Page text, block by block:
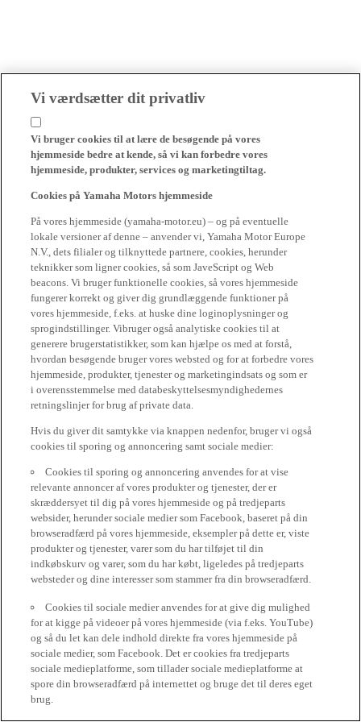
Vi værdsætter dit privatliv
Vi bruger cookies til at lære de besøgende på vores
hjemmeside bedre at kende, så vi kan forbedre vores
hjemmeside, produkter, services og marketingtiltag.
Cookies på Yamaha Motors hjemmeside
På vores hjemmeside (yamaha-motor.eu) – og på eventuelle
lokale versioner af denne – anvender vi, Yamaha Motor Europe
N.V., dets filialer og tilknyttede partnere, cookies, herunder
teknikker som ligner cookies, så som JaveScript og Web
beacons. Vi bruger funktionelle cookies, så vores hjemmeside
fungerer korrekt og giver dig grundlæggende funktioner på
vores hjemmeside, f.eks. at huske dine loginoplysninger og
sprogindstillinger. Vibruger også analytiske cookies til at
generere brugerstatistikker, som kan hjælpe os med at forstå,
hvordan besøgende bruger vores websted og for at forbedre vores
hjemmeside, produkter, tjenester og marketingindsats og som er
i overensstemmelse med databeskyttelsesmyndighedernes
retningslinjer for brug af private data.
Hvis du giver dit samtykke via knappen nedenfor, bruger vi også
cookies til sporing og annoncering samt sociale medier:
Cookies til sporing og annoncering anvendes for at vise
relevante annoncer af vores produkter og tjenester, der er
skræddersyet til dig på vores hjemmeside og på tredjeparts
websider, herunder sociale medier som Facebook, baseret på din
browseradfærd på vores hjemmeside, eksempler på dette er, viste
produkter og tjenester, varer som du har tilføjet til din
indkøbskurv og varer, som du har købt, ligeledes på tredjeparts
websteder og dine interesser som stammer fra din browseradfærd.
Cookies til sociale medier anvendes for at give dig mulighed
for at kigge på videoer på vores hjemmeside (via f.eks. YouTube)
og så du let kan dele indhold direkte fra vores hjemmeside på
sociale medier, som Facebook. Det er cookies fra tredjeparts
sociale medieplatforme, som tillader sociale medieplatforme at
spore din browseradfærd på internettet og bruge det til deres eget
brug.